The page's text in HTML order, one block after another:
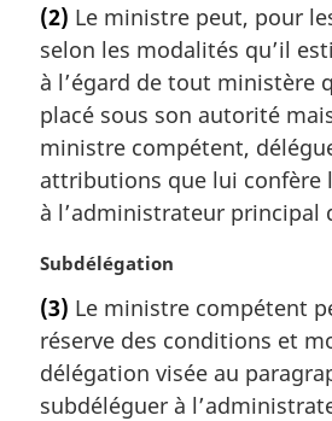
n
a
l
e
:
t
e
m
a
r
g
i
n
l
:
(2) Le ministre peut, pour
selon les modalités qu’il
à l’égard de tout ministère
placé sous son autorité
ministre compétent,
attributions que lui confère
à l’administrateur principal
N
t
e
m
a
Subdélégation
(3) Le ministre compétent
réserve des conditions et
délégation visée au
subdéléguer à